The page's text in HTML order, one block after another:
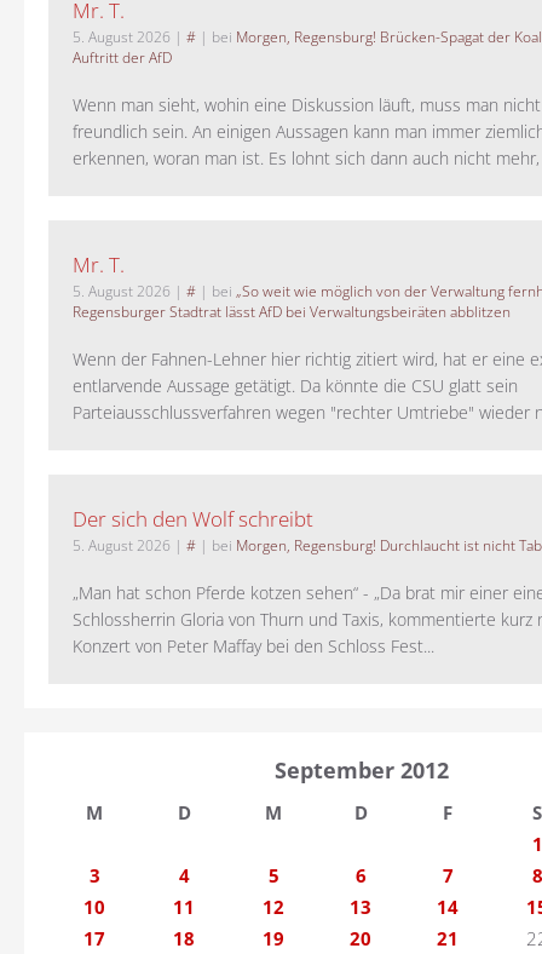
Mr. T.
5. August 2026 | # | bei Morgen, Regensburg! Brücken-Spagat der
Auftritt der AfD
Wenn man sieht, wohin eine Diskussion läuft, muss man
freundlich sein. An einigen Aussagen kann man immer
erkennen, woran man ist. Es lohnt sich dann auch nicht mehr,
Mr. T.
5. August 2026 | # | bei „So weit wie möglich von der Verwaltung
Regensburger Stadtrat lässt AfD bei Verwaltungsbeiräten abblitzen
Wenn der Fahnen-Lehner hier richtig zitiert wird, hat er eine
entlarvende Aussage getätigt. Da könnte die CSU glatt sein
Parteiausschlussverfahren wegen "rechter Umtriebe" wieder
Der sich den Wolf schreibt
5. August 2026 | # | bei Morgen, Regensburg! Durchlaucht ist nicht
„Man hat schon Pferde kotzen sehen“ - „Da brat mir einer
Schlossherrin Gloria von Thurn und Taxis, kommentierte kurz
Konzert von Peter Maffay bei den Schloss Fest...
September 2012
M D M D F
S
1
3
4 5 6 7
8
10
11 12 13 14
17
18 19 20 21